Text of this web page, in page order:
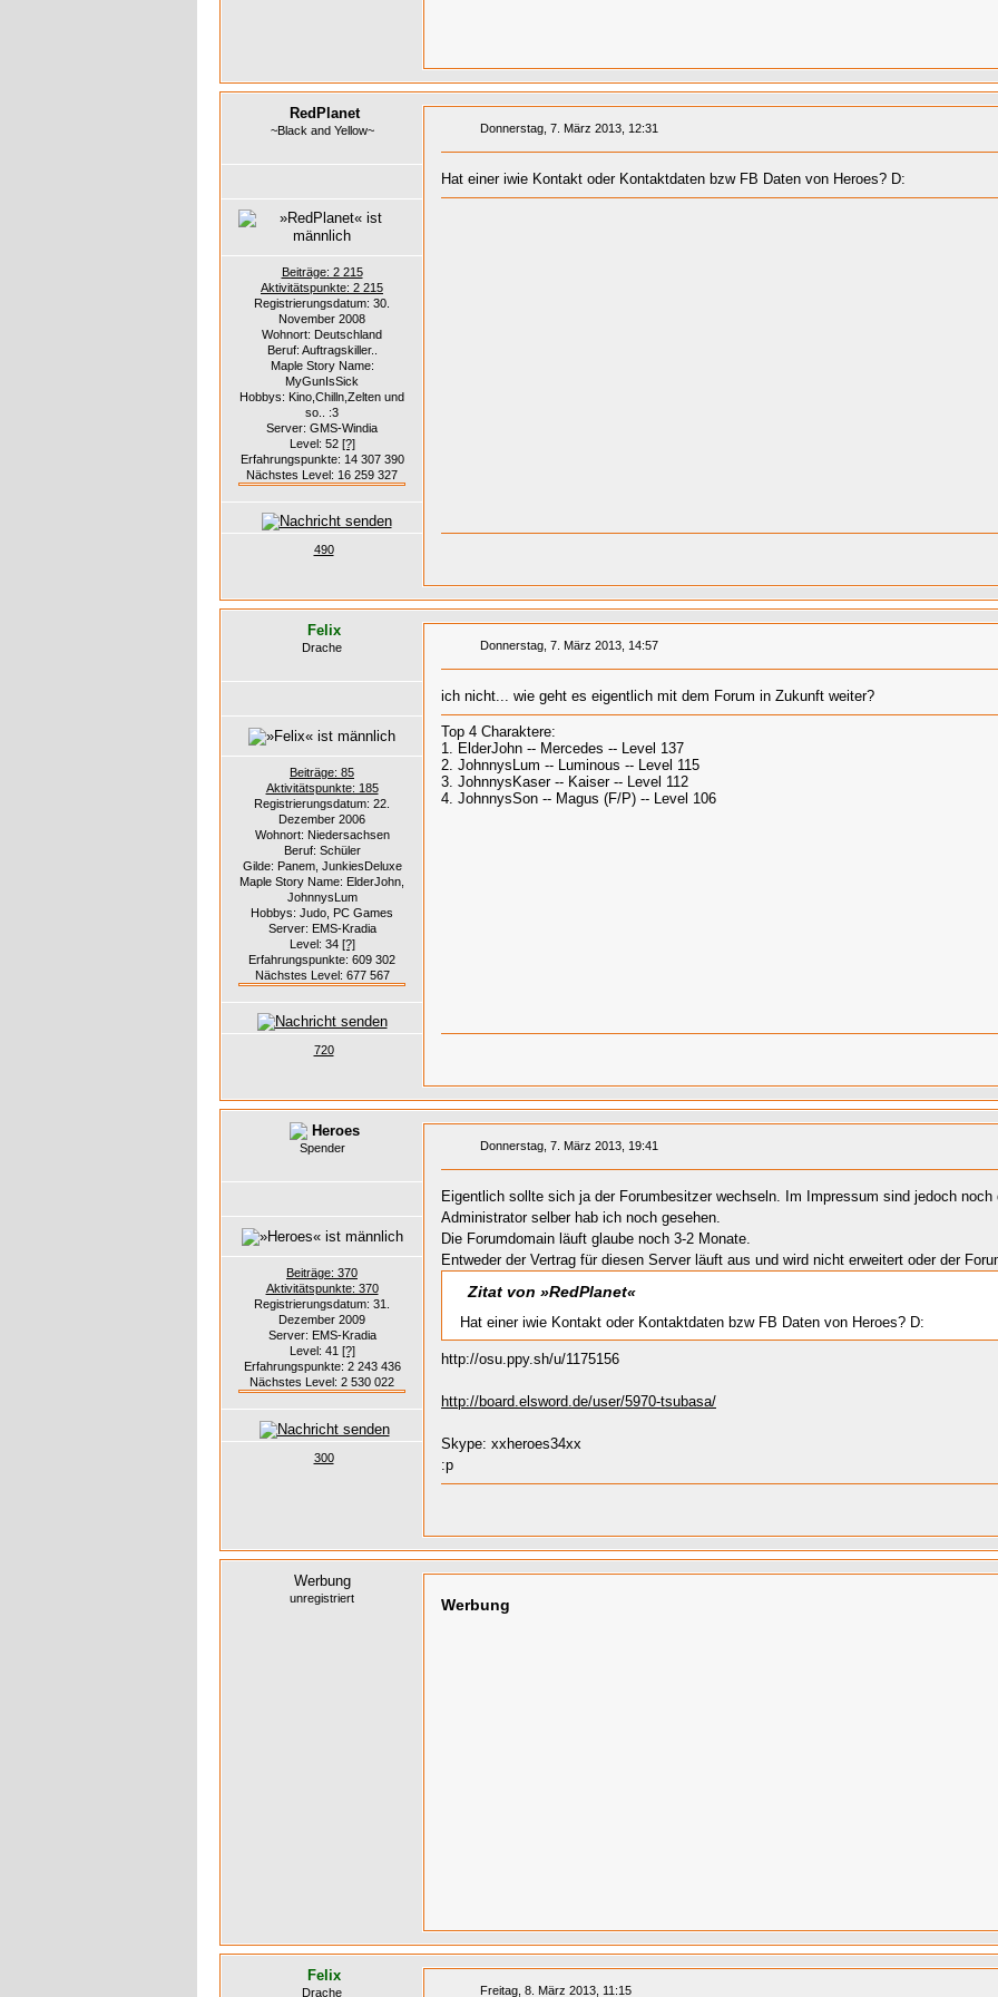
RedPlanet
~Black and Yellow~
Beiträge: 2 215
Aktivitätspunkte: 2 215
Registrierungsdatum: 30.
November 2008
Wohnort: Deutschland
Beruf: Auftragskiller..
Maple Story Name:
MyGunIsSick
Hobbys: Kino,Chilln,Zelten und
so.. :3
Server: GMS-Windia
Level: 52 [?]
Erfahrungspunkte: 14 307 390
Nächstes Level: 16 259 327
490
Donnerstag, 7. März 2013, 12:31
Hat einer iwie Kontakt oder Kontaktdaten bzw FB Daten von Heroes? D:
Felix
Drache
Beiträge: 85
Aktivitätspunkte: 185
Registrierungsdatum: 22.
Dezember 2006
Wohnort: Niedersachsen
Beruf: Schüler
Gilde: Panem, JunkiesDeluxe
Maple Story Name: ElderJohn,
JohnnysLum
Hobbys: Judo, PC Games
Server: EMS-Kradia
Level: 34 [?]
Erfahrungspunkte: 609 302
Nächstes Level: 677 567
720
Donnerstag, 7. März 2013, 14:57
ich nicht... wie geht es eigentlich mit dem Forum in Zukunft weiter?
Top 4 Charaktere:
1. ElderJohn -- Mercedes -- Level 137
2. JohnnysLum -- Luminous -- Level 115
3. JohnnysKaser -- Kaiser -- Level 112
4. JohnnysSon -- Magus (F/P) -- Level 106
Heroes
Spender
Beiträge: 370
Aktivitätspunkte: 370
Registrierungsdatum: 31.
Dezember 2009
Server: EMS-Kradia
Level: 41 [?]
Erfahrungspunkte: 2 243 436
Nächstes Level: 2 530 022
300
Donnerstag, 7. März 2013, 19:41
Eigentlich sollte sich ja der Forumbesitzer wechseln. Im Impressum sind jedoch noch
Administrator selber hab ich noch gesehen.
Die Forumdomain läuft glaube noch 3-2 Monate.
Entweder der Vertrag für diesen Server läuft aus und wird nicht erweitert oder der
Zitat von »RedPlanet«
Hat einer iwie Kontakt oder Kontaktdaten bzw FB Daten von Heroes? D:
http://osu.ppy.sh/u/1175156
http://board.elsword.de/user/5970-tsubasa/
Skype: xxheroes34xx
:p
Werbung
unregistriert Werbung
Felix
Drache Freitag, 8. März 2013, 11:15